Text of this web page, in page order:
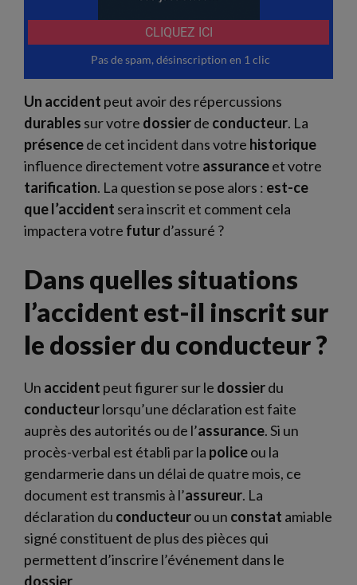
Un accident peut avoir des répercussions
durables sur votre dossierde conducteur. La
présencede cet incident dans votre historique
influence directement votre assuranceet votre
tarification. La question se pose alors : est-ce
que l’accident sera inscrit et comment cela
impactera votre futurd’assuré ?
Dans quelles situations
l’accident est-il inscrit sur
le dossier du conducteur ?
Un accident peut figurer sur le dossierdu
conducteurlorsqu’une déclaration est faite
auprès des autorités ou de l’assurance. Si un
procès-verbal est établi par la policeou la
gendarmerie dans un délai de quatre mois, ce
document est transmis à l’assureur. La
déclaration du conducteurou un constat amiable
signé constituent de plus des pièces qui
permettent d’inscrire l’événement dans le
dossier.